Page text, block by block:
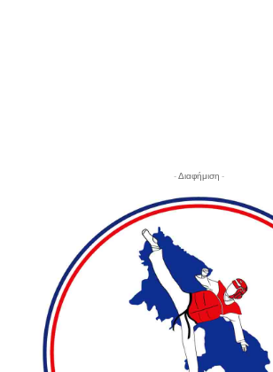
- Διαφήμιση -